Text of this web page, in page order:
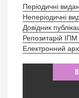
Періодичні
Неперіодичні
Довідник
Репозитарій ІПМ
Електронний